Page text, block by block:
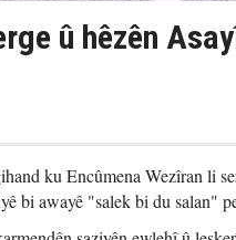
û hêzên
ku Encûmena Wezîran li
bi awayê "salek bi du salan"